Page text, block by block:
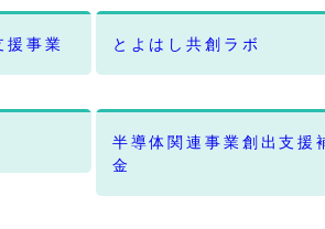
援事業 とよはし共創ラボ
半導体関連事業創出支援
金